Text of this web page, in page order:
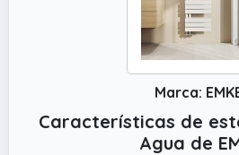
Marca:
Características de
Agua de